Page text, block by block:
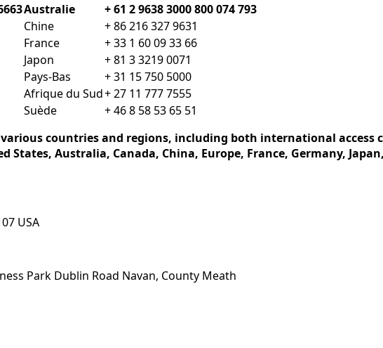
Australie
+ 61 2 9638 3000 800 074 793
Chine
+ 86 216 327 9631
France
+ 33 1 60 09 33 66
Japon
+ 81 3 3219 0071
Pays-Bas
+ 31 15 750 5000
Afrique du Sud+ 27 11 777 7555
Suède
+ 46 8 58 53 65 51
countries and regions, including both international access
Australia, Canada, China, Europe, France, Germany,
USA
Park Dublin Road Navan, County Meath